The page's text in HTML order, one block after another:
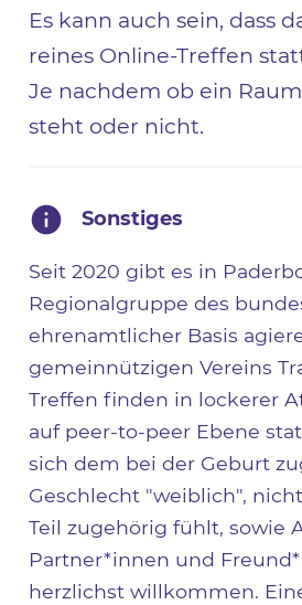
Es kann auch sein, dass
reines Online-Treffen
Je nachdem ob ein
steht oder nicht.
Sonstiges
Seit 2020 gibt es in
Regionalgruppe des
ehrenamtlicher Basis
gemeinnützigen Vereins
Treffen finden in lockerer
auf peer-to-peer Ebene
sich dem bei der Geburt
Geschlecht "weiblich",
Teil zugehörig fühlt, sowie
Partner*innen und
herzlichst willkommen.